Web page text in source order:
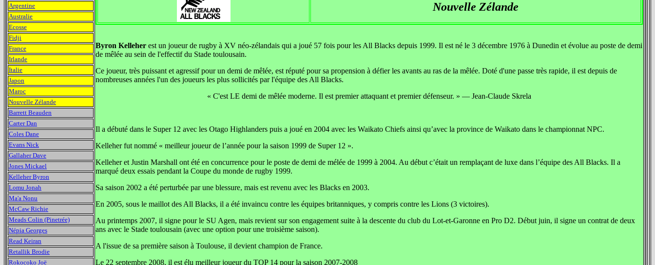
Nouvelle Zélande
Byron Kelleher est un joueur de rugby à XV néo-zélandais qui a joué 57 fois pour les All Blacks depuis 1999. Il est né le 3 décembre 1976 à Dunedin et évolue au poste de demi
de mêlée au sein de l'effectif du Stade toulousain.
Ce joueur, très puissant et agressif pour un demi de mêlée, est réputé pour sa propension à défier les avants au ras de la mêlée. Doté d'une passe très rapide, il est depuis de
nombreuses années l'un des joueurs les plus sollicités par l'équipe des All Blacks.
« C'est LE demi de mêlée moderne. Il est premier attaquant et premier défenseur. » — Jean-Claude Skrela
Il a débuté dans le Super 12 avec les Otago Highlanders puis a joué en 2004 avec les Waikato Chiefs ainsi qu’avec la province de Waikato dans le championnat NPC.
Kelleher fut nommé « meilleur joueur de l’année pour la saison 1999 de Super 12 ».
Kelleher et Justin Marshall ont été en concurrence pour le poste de demi de mélée de 1999 à 2004. Au début c’était un remplaçant de luxe dans l’équipe des All Blacks. Il a
marqué deux essais pendant la Coupe du monde de rugby 1999.
Sa saison 2002 a été perturbée par une blessure, mais est revenu avec les Blacks en 2003.
En 2005, sous le maillot des All Blacks, il a été invaincu contre les équipes britanniques, y compris contre les Lions (3 victoires).
Au printemps 2007, il signe pour le SU Agen, mais revient sur son engagement suite à la descente du club du Lot-et-Garonne en Pro D2. Début juin, il signe un contrat de deux
ans avec le Stade toulousain (avec une option pour une troisième saison).
A l'issue de sa première saison à Toulouse, il devient champion de France.
Le 22 septembre 2008, il est élu meilleur joueur du TOP 14 pour la saison 2007-2008
Argentine
Australie
Ecosse
Fidji
France
Irlande
Italie
Japon
Maroc
Nouvelle Zélande
Barrett Beauden
Carter Dan
Coles Dane
Evans Nick
Gallaher Dave
Jones Mickael
Kelleher Byron
Lomu Jonah
Ma'a Nonu
McCaw Richie
Meads Colin (Pinetrée)
Népia Georges
Read Keiran
Retallik Brodie
Rokocoko Joë